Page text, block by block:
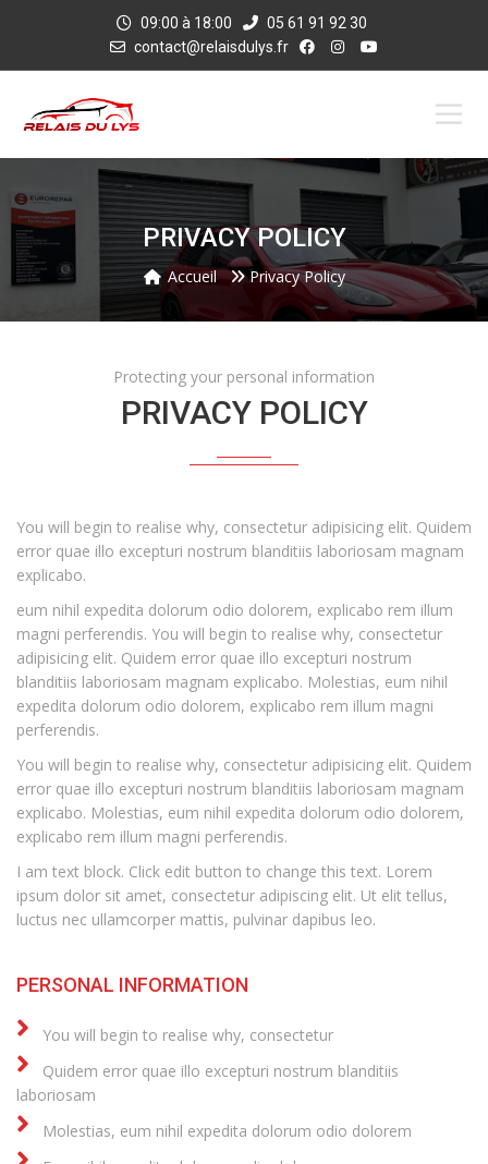
09:00 à 18:00
05 61 91 92 30
contact@relaisdulys.fr
PRIVACY POLICY
Accueil Privacy Policy
Protecting your personal information
PRIVACY POLICY
You will begin to realise why, consectetur adipisicing elit. Quidem
error quae illo excepturi nostrum blanditiis laboriosam magnam
explicabo.
eum nihil expedita dolorum odio dolorem, explicabo rem illum
magni perferendis. You will begin to realise why, consectetur
adipisicing elit. Quidem error quae illo excepturi nostrum
blanditiis laboriosam magnam explicabo. Molestias, eum nihil
expedita dolorum odio dolorem, explicabo rem illum magni
perferendis.
You will begin to realise why, consectetur adipisicing elit. Quidem
error quae illo excepturi nostrum blanditiis laboriosam magnam
explicabo. Molestias, eum nihil expedita dolorum odio dolorem,
explicabo rem illum magni perferendis.
I am text block. Click edit button to change this text. Lorem
ipsum dolor sit amet, consectetur adipiscing elit. Ut elit tellus,
luctus nec ullamcorper mattis, pulvinar dapibus leo.
PERSONAL INFORMATION
You will begin to realise why, consectetur
Quidem error quae illo excepturi nostrum blanditiis
laboriosam
Molestias, eum nihil expedita dolorum odio dolorem